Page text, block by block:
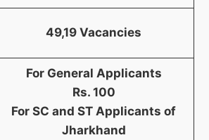
49,19 Vacancies
For General Applicants
Rs. 100
For SC and ST Applicants of
Jharkhand